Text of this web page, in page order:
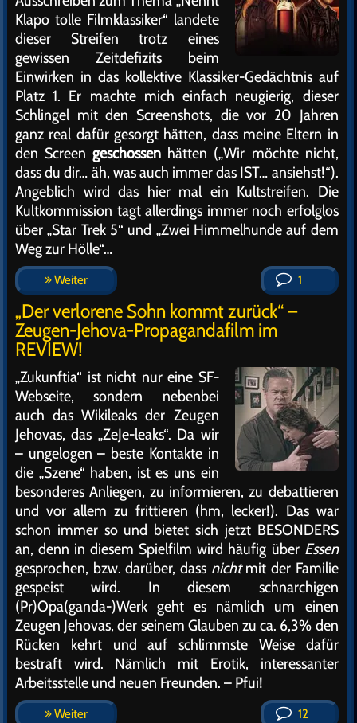
Klapo tolle Filmklassiker“ landete
dieser Streifen trotz eines
gewissen Zeitdefizits beim
Einwirken in das kollektive Klassiker-Gedächtnis auf
Platz 1. Er machte mich einfach neugierig, dieser
Schlingel mit den Screenshots, die vor 20 Jahren
ganz real dafür gesorgt hätten, dass meine Eltern in
den Screengeschossen hätten („Wir möchte nicht,
dass du dir… äh, was auch immer das IST… ansiehst!“).
Angeblich wird das hier mal ein Kultstreifen. Die
Kultkommission tagt allerdings immer noch erfolglos
über „Star Trek 5“ und „Zwei Himmelhunde auf dem
Weg zur Hölle“…
Weiter 1
„Der verlorene Sohn kommt zurück“ –
Zeugen-Jehova-Propagandafilm im
REVIEW!
„Zukunftia“ ist nicht nur eine SF-
Webseite, sondern nebenbei
auch das Wikileaks der Zeugen
Jehovas, das „ZeJe-leaks“. Da wir
– ungelogen – beste Kontakte in
die „Szene“ haben, ist es uns ein
besonderes Anliegen, zu informieren, zu debattieren
und vor allem zu frittieren (hm, lecker!). Das war
schon immer so und bietet sich jetzt BESONDERS
an, denn in diesem Spielfilm wird häufig über Essen
gesprochen, bzw. darüber, dass nichtmit der Familie
gespeist wird. In diesem schnarchigen
(Pr)Opa(ganda-)Werk geht es nämlich um einen
Zeugen Jehovas, der seinem Glauben zu ca. 6,3% den
Rücken kehrt und auf schlimmste Weise dafür
bestraft wird. Nämlich mit Erotik, interessanter
Arbeitsstelle und neuen Freunden. – Pfui!
Weiter 12